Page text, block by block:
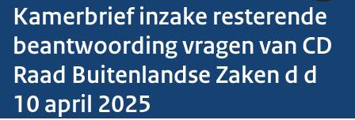
Kamerbrief inzake resterende
beantwoording vragen van CD
Raad Buitenlandse Zaken d d
10 april 2025